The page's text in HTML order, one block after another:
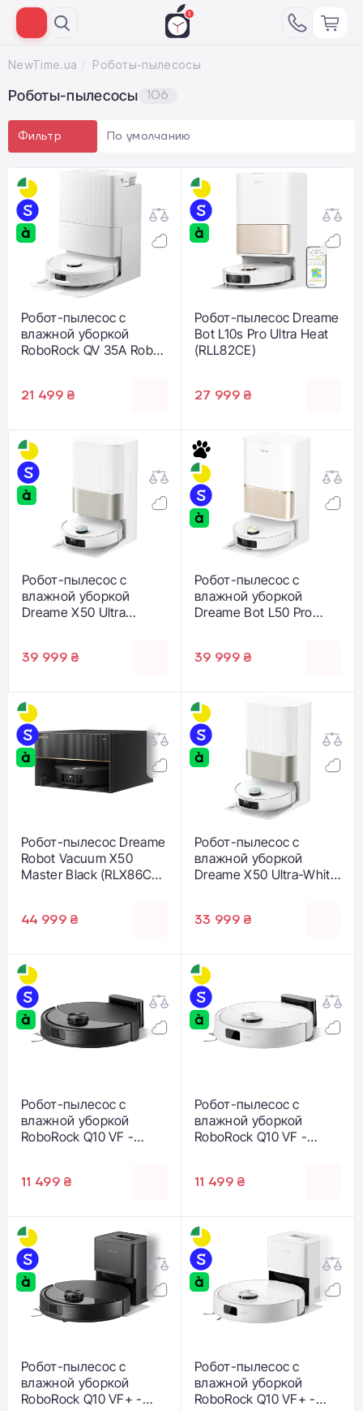
NewTime.ua Роботы-пылесосы
Роботы-пылесосы 106
Фильтр По умолчанию
Робот-пылесос с
влажной уборкой
RoboRock QV 35A Robot
White (QV35A-00, CE-
21 499 ₴
Робот-пылесос Dreame
Bot L10s Pro Ultra Heat
(RLL82CE)
27 999 ₴
Робот-пылесос с
влажной уборкой
Dreame X50 Ultra
39 999 ₴
Робот-пылесос с
влажной уборкой
Dreame Bot L50 Pro
39 999 ₴
Робот-пылесос Dreame
Robot Vacuum X50
Master Black (RLX86CE-
44 999 ₴
Робот-пылесос с
влажной уборкой
Dreame X50 Ultra-White
33 999 ₴
Робот-пылесос с
влажной уборкой
RoboRock Q10 VF -
11 499 ₴
Робот-пылесос с
влажной уборкой
RoboRock Q10 VF -
11 499 ₴
Робот-пылесос с
влажной уборкой
RoboRock Q10 VF+ -
Робот-пылесос с
влажной уборкой
RoboRock Q10 VF+ -